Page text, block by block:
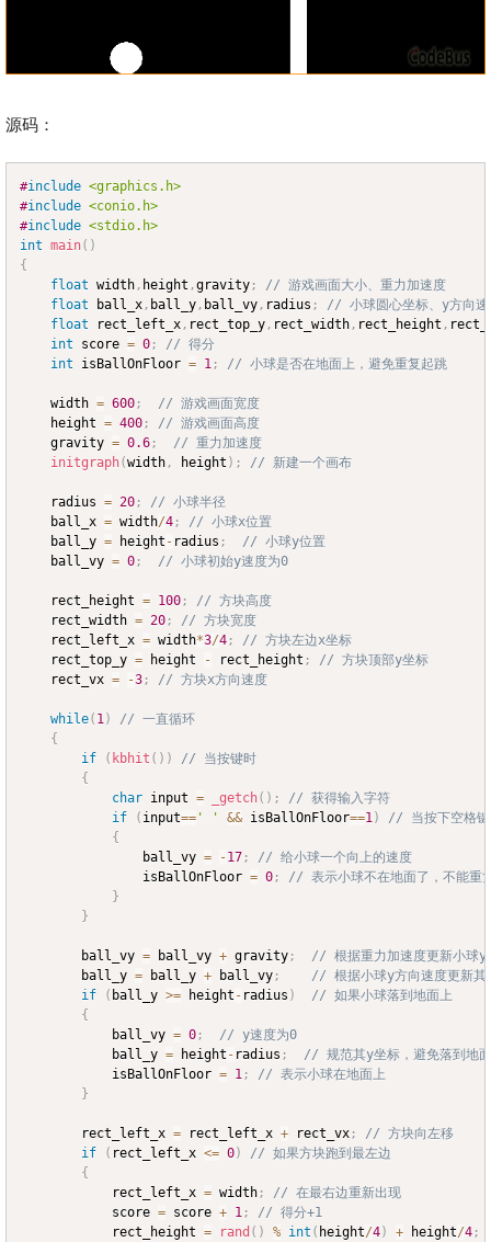
源码：
#include <graphics.h>
#include <conio.h>
#include <stdio.h>
int main( )
{
float width , height ,gravity ;
// 游戏画面大小、重力加速度
float ball_x , ball_y , ball_vy , radius ;
// 小球圆心坐标、y方向速
float rect_left_x , rect_top_y , rect_width , rect_height ,
int score = 0 ;
// 得分
int isBallOnFloor = 1 ; // 小球是否在地面上，避免重复起跳
	width
= 600 ;
// 游戏画面宽度
	height
= 400 ;
// 游戏画面高度
	gravity
= 0.6 ;
// 重力加速度
initgraph(width , height ) ; // 新建一个画布
	radius
= 20 ;
	ball_x
= width/4 ;
// 小球x位置
	ball_y
= height - radius ;
// 小球y位置
	ball_vy
= 0 ; // 小球初始y速度为0
	rect_height
= 100 ;
// 方块高度
	rect_width
= 20 ;
// 方块宽度
	rect_left_x
= width*3/4 ;
// 方块左边x坐标
	rect_top_y
= height - rect_height ;
// 方块顶部y坐标
	rect_vx
= -3 ; // 方块x方向速度
while( 1 )
// 一直循环
{
if
( kbhit ( ) )
// 当按键时
{
char input = _getch( ) ;
// 获得输入字符
if
( input== ' ' && isBallOnFloor==1 )
// 当按下空格键
{
				ball_vy
= -17 ;
// 给小球一个向上的速度
				isBallOnFloor
= 0 ;
// 表示小球不在地面了，不能重
}
}
		ball_vy
= ball_vy + gravity ;
// 根据重力加速度更新小球y
		ball_y
= ball_y + ball_vy ;
// 根据小球y方向速度更新其
if
( ball_y >= height - radius )
// 如果小球落到地面上
{
			ball_vy
= 0 ;
// y速度为0
			ball_y
= height - radius ;
// 规范其y坐标，避免落到地
			isBallOnFloor
= 1 ;
// 表示小球在地面上
}
		rect_left_x
= rect_left_x + rect_vx ;
// 方块向左移
if
( rect_left_x <= 0)
// 如果方块跑到最左边
{
			rect_left_x
= width ;
// 在最右边重新出现
			score
= score + 1 ;
// 得分+1
			rect_height
= rand ( ) % int ( height/4) + height/4 ;